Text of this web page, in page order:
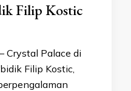
Filip Kostic
Crystal Palace di
Filip Kostic,